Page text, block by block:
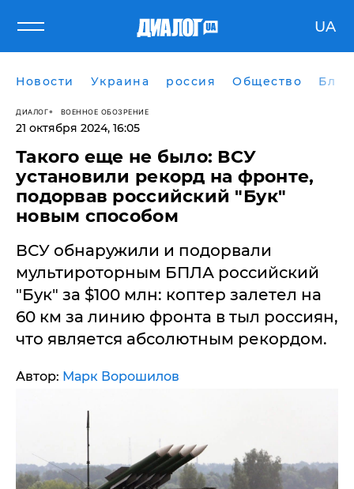
UA
Новости Украина россия Общество
ДИАЛОГ ВОЕННОЕ ОБОЗРЕНИЕ
21 октября 2024, 16:05
Такого еще не было: ВСУ
установили рекорд на фронте,
подорвав российский "Бук"
новым способом
ВСУ обнаружили и подорвали
мультироторным БПЛА российский
"Бук" за $100 млн: коптер залетел на
60 км за линию фронта в тыл россиян,
что является абсолютным рекордом.
Автор: Марк Ворошилов